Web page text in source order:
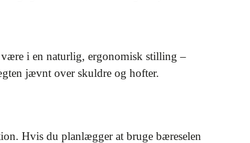
være i en naturlig, ergonomisk stilling –
jævnt over skuldre og hofter.
Hvis du planlægger at bruge bæreselen